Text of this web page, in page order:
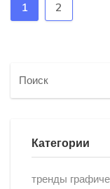
1 2
Категории
тренды